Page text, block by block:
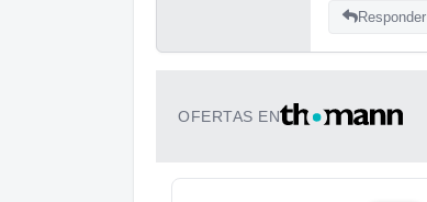
Responder
OFERTAS EN